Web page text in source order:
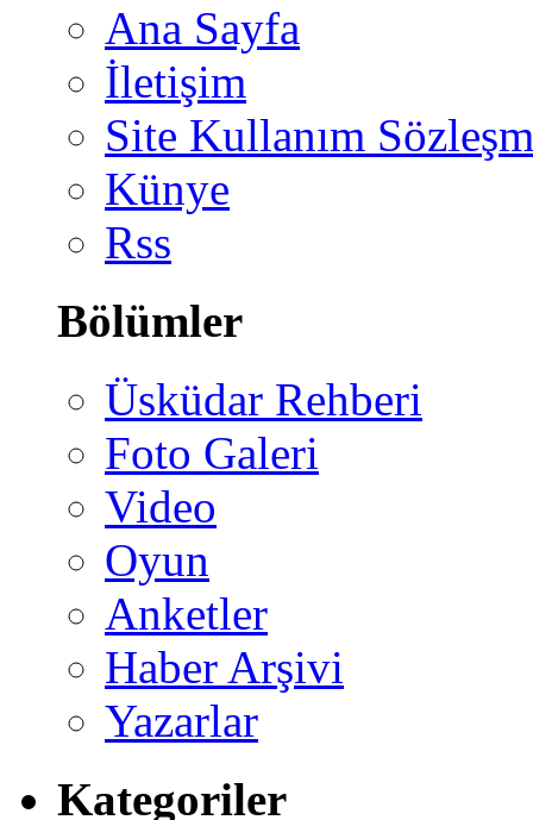
Ana Sayfa
İletişim
Site Kullanım
Künye
Rss
Bölümler
Üsküdar Rehberi
Foto Galeri
Video
Oyun
Anketler
Haber Arşivi
Yazarlar
Kategoriler